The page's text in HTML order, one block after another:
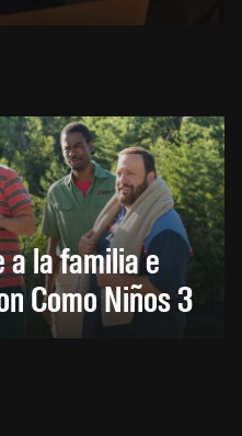
a la familia e
Como Niños 3